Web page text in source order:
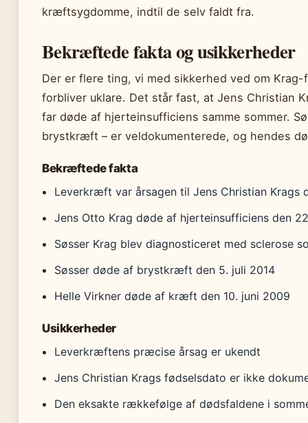
kræftsygdomme, indtil de selv faldt fra.
Bekræftede fakta og usikkerheder
Der er flere ting, vi med sikkerhed ved om
forbliver uklare. Det står fast, at Jens Christian
far døde af hjerteinsufficiens samme sommer.
brystkræft – er veldokumenterede, og hendes
Bekræftede fakta
Leverkræft var årsagen til Jens Christian Krags
Jens Otto Krag døde af hjerteinsufficiens den
Søsser Krag blev diagnosticeret med sclerose
Søsser døde af brystkræft den 5. juli 2014
Helle Virkner døde af kræft den 10. juni 2009
Usikkerheder
Leverkræftens præcise årsag er ukendt
Jens Christian Krags fødselsdato er ikke
Den eksakte rækkefølge af dødsfaldene i